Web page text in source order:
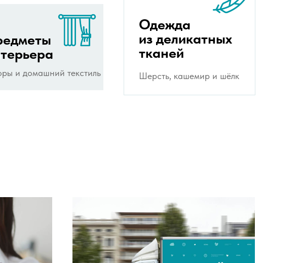
Promo
Одежда
из деликатных
тканей
Шерсть, кашемир и шёлк
и домашний текстиль